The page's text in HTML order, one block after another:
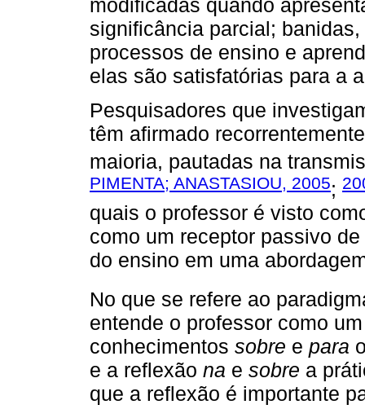
significância parcial;
processos de ensino e
elas são satisfatórias para a
Pesquisadores que
têm afirmado
maioria, pautadas na
PIMENTA; ANASTASIOU, 2005;
quais o professor é visto
como um receptor passivo
do ensino em uma
No que se refere ao
entende o professor como
conhecimentos sobre e para
e a reflexão na e sobre a
que a reflexão é importante